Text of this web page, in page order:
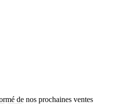
de nos prochaines ventes